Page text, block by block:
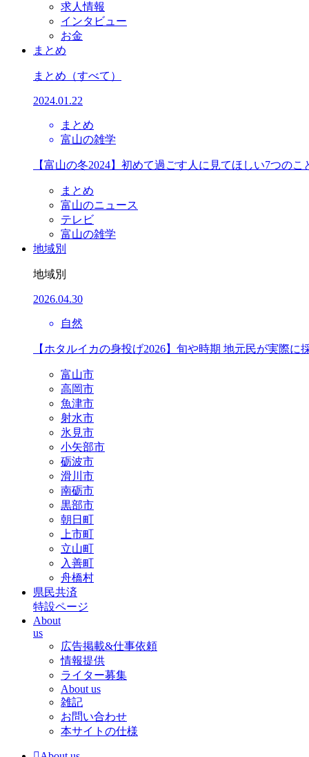
求人情報
インタビュー
お金
まとめ
まとめ （すべて）
2024.01.22
まとめ
富山の雑学
【富山の冬2024】初めて過ごす人に見てほしい7つのこ
まとめ
富山のニュース
テレビ
富山の雑学
地域別
地域別
2026.04.30
自然
【ホタルイカの身投げ2026】旬や時期 地元民が実際に
富山市
高岡市
魚津市
射水市
氷見市
小矢部市
砺波市
滑川市
南砺市
黒部市
朝日町
上市町
立山町
入善町
舟橋村
県民共済
特設ページ
About
us
広告掲載&仕事依頼
情報提供
ライター募集
About us
雑記
お問い合わせ
本サイトの仕様